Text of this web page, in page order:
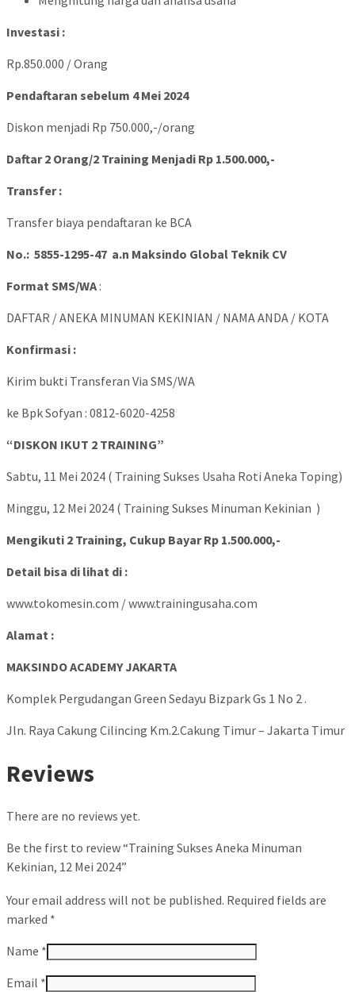
Investasi :
Rp.850.000 / Orang
Pendaftaran sebelum 4 Mei 2024
Diskon menjadi Rp 750.000,-/orang
Daftar 2 Orang/2 Training Menjadi Rp 1.500.000,-
Transfer :
Transfer biaya pendaftaran ke BCA
No.: 5855-1295-47 a.n Maksindo Global Teknik CV
Format SMS/WA :
DAFTAR / ANEKA MINUMAN KEKINIAN / NAMA ANDA / KOTA
Konfirmasi :
Kirim bukti Transferan Via SMS/WA
ke Bpk Sofyan : 0812-6020-4258
“DISKON IKUT 2 TRAINING”
Sabtu, 11 Mei 2024 ( Training Sukses Usaha Roti Aneka Toping)
Minggu, 12 Mei 2024 ( Training Sukses Minuman Kekinian )
Mengikuti 2 Training, Cukup Bayar Rp 1.500.000,-
Detail bisa di lihat di :
www.tokomesin.com / www.trainingusaha.com
Alamat :
MAKSINDO ACADEMY JAKARTA
Komplek Pergudangan Green Sedayu Bizpark Gs 1 No 2 .
Jln. Raya Cakung Cilincing Km.2.Cakung Timur – Jakarta Timur
Reviews
There are no reviews yet.
Be the first to review “Training Sukses Aneka Minuman
Kekinian, 12 Mei 2024”
Your email address will not be published. Required fields are
marked *
Name *
Email *